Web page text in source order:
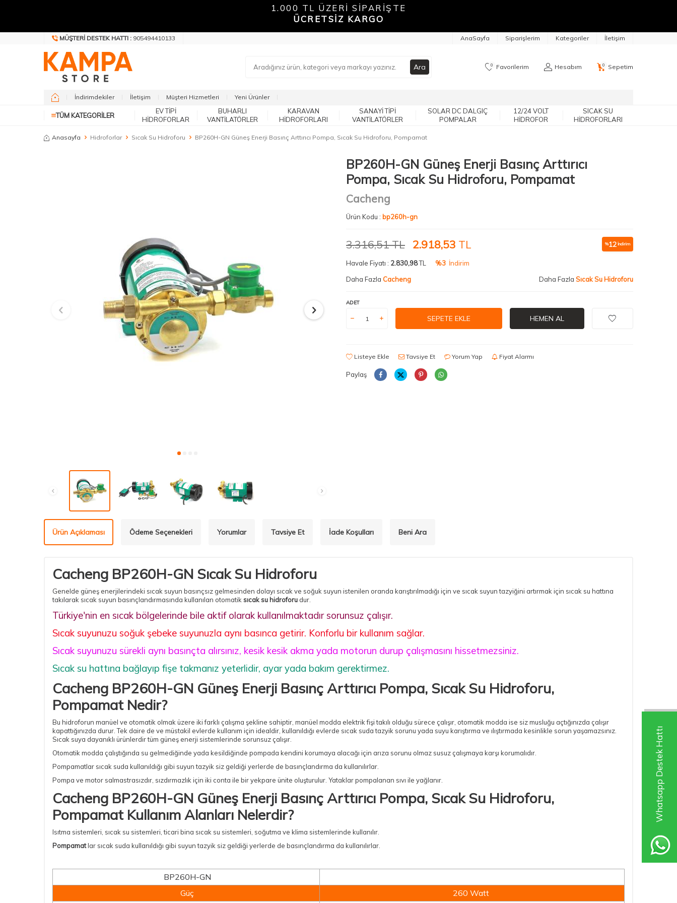
Whatsapp Destek Hattı
1.000 TL ÜZERİ SİPARİŞTE
ÜCRETSİZ KARGO
MÜŞTERI DESTEK HATTI : 905494410133 AnaSayfa Siparişlerim Kategoriler İletişim
Ara 0 Favorilerim Hesabım 0 Sepetim
İndirimdekiler İletişim Müşteri Hizmetleri Yeni Ürünler
TÜM KATEGORILER
EV TIPI
HIDROFORLAR
BUHARLI
VANTILATÖRLER
KARAVAN
HIDROFORLARI
SANAYI TIPI
VANTILATÖRLER
SOLAR DC DALGIÇ
POMPALAR
12/24 VOLT
HIDROFOR
SICAK SU
HIDROFORLARI
Anasayfa Hidroforlar Sıcak Su Hidroforu BP260H-GN Güneş Enerji Basınç Arttırıcı Pompa, Sıcak Su Hidroforu, Pompamat
BP260H-GN Güneş Enerji Basınç Arttırıcı
Pompa, Sıcak Su Hidroforu, Pompamat
Cacheng
Ürün Kodu : bp260h-gn
3.316,51TL 2.918,53 TL %12 İndirim
Havale Fiyatı : 2.830,98TL %3 İndirim
Daha Fazla Cacheng Daha Fazla Sıcak Su Hidroforu
ADET
SEPETE EKLE HEMEN AL
Listeye Ekle Tavsiye Et Yorum Yap Fiyat Alarmı
Paylaş
Ürün Açıklaması Ödeme Seçenekleri Yorumlar Tavsiye Et İade Koşulları Beni Ara
Cacheng BP260H-GN Sıcak Su Hidroforu
Genelde güneş enerjilerindeki sıcak suyun basınçsız gelmesinden dolayı sıcak ve soğuk suyun istenilen oranda karıştırılmadığı için ve sıcak suyun tazyiğini artırmak için sıcak su hattına
takılarak sıcak suyun basınçlandırmasında kullanılan otomatik sıcak su hidroforu dur.
Türkiye'nin en sıcak bölgelerinde bile aktif olarak kullanılmaktadır sorunsuz çalışır.
Sıcak suyunuzu soğuk şebeke suyunuzla aynı basınca getirir. Konforlu bir kullanım sağlar.
Sıcak suyunuzu sürekli aynı basınçta alırsınız, kesik kesik akma yada motorun durup çalışmasını hissetmezsiniz.
Sıcak su hattına bağlayıp fişe takmanız yeterlidir, ayar yada bakım gerektirmez.
Cacheng BP260H-GN Güneş Enerji Basınç Arttırıcı Pompa, Sıcak Su Hidroforu,
Pompamat Nedir?
Bu hidroforun manüel ve otomatik olmak üzere iki farklı çalışma şekline sahiptir, manüel modda elektrik fişi takılı olduğu sürece çalışır, otomatik modda ise siz musluğu açtığınızda çalışır
kapattığınızda durur. Tek daire de ve müstakil evlerde kullanım için idealdir, kullanıldığı evlerde sıcak suda tazyik sorunu yada suyu karıştırma ve ılıştırmada kesinlikle sorun yaşamazsınız.
Sıcak suya dayanıklı ürünlerdir tüm güneş enerji sistemlerinde sorunsuz çalışır.
Otomatik modda çalıştığında su gelmediğinde yada kesildiğinde pompada kendini korumaya alacağı için arıza sorunu olmaz susuz çalışmaya karşı korumalıdır.
Pompamatlar sıcak suda kullanıldığı gibi suyun tazyik siz geldiği yerlerde de basınçlandırma da kullanılırlar.
Pompa ve motor salmastrasızdır, sızdırmazlık için iki conta ile bir yekpare ünite oluşturulur. Yataklar pompalanan sıvı ile yağlanır.
Cacheng BP260H-GN Güneş Enerji Basınç Arttırıcı Pompa, Sıcak Su Hidroforu,
Pompamat Kullanım Alanları Nelerdir?
Isıtma sistemleri, sıcak su sistemleri, ticari bina sıcak su sistemleri, soğutma ve klima sistemlerinde kullanılır.
Pompamatlar sıcak suda kullanıldığı gibi suyun tazyik siz geldiği yerlerde de basınçlandırma da kullanılırlar.
BP260H-GN
Güç
260 Watt